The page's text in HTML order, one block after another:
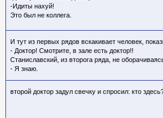
-Идиты нахуй!
Это был не коллега.
И тут из первых рядов вскакивает человек,
- Доктор! Смотрите, в зале есть доктор!!
Станиславский, из второга ряда, не
- Я знаю.
второй доктор задул свечку и спросил: кто